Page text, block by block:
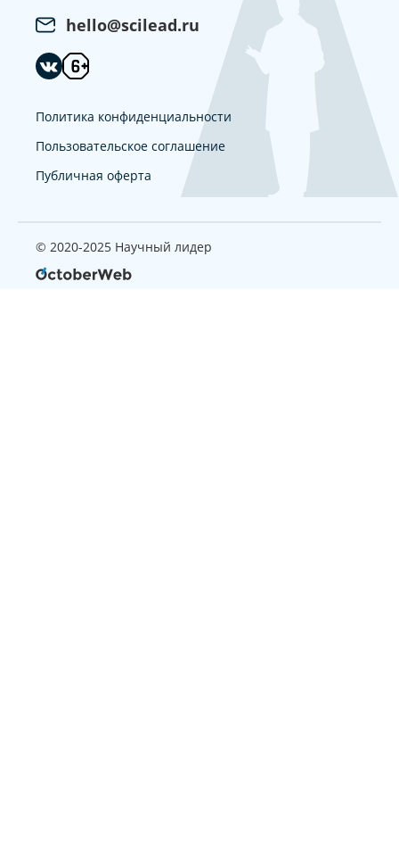
hello@scilead.ru
Политика конфиденциальности
Пользовательское соглашение
Публичная оферта
© 2020-2025 Научный лидер